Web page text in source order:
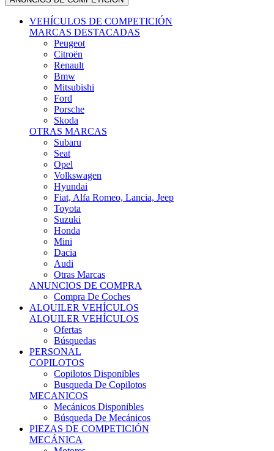
VEHÍCULOS DE COMPETICIÓN
MARCAS DESTACADAS
Peugeot
Citroën
Renault
Bmw
Mitsubishi
Ford
Porsche
Skoda
OTRAS MARCAS
Subaru
Seat
Opel
Volkswagen
Hyundai
Fiat, Alfa Romeo, Lancia, Jeep
Toyota
Suzuki
Honda
Mini
Dacia
Audi
Otras Marcas
ANUNCIOS DE COMPRA
Compra De Coches
ALQUILER VEHÍCULOS
ALQUILER VEHÍCULOS
Ofertas
Búsquedas
PERSONAL
COPILOTOS
Copilotos Disponibles
Busqueda De Copilotos
MECANICOS
Mecánicos Disponibles
Búsqueda De Mecánicos
PIEZAS DE COMPETICIÓN
MECÁNICA
Motores
Refrigeración